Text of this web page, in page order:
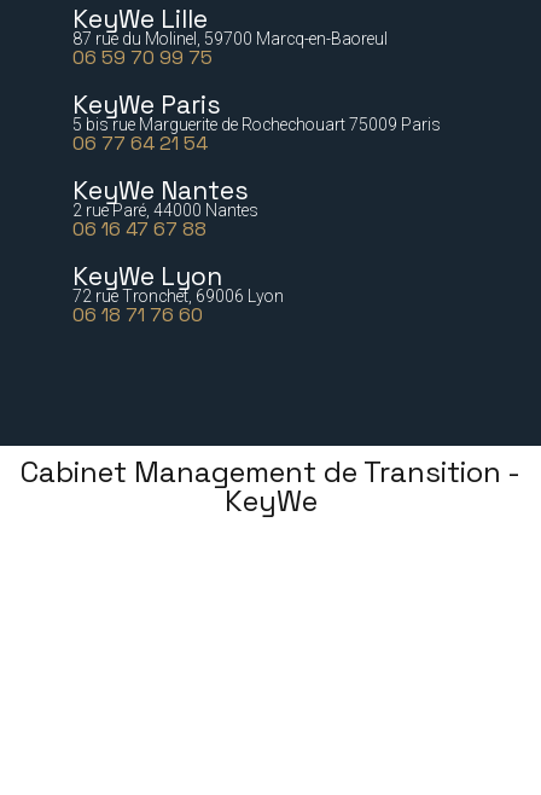
KeyWe Lille
87 rue du Molinel, 59700 Marcq-en-Baoreul
06 59 70 99 75
KeyWe Paris
5 bis rue Marguerite de Rochechouart 75009 Paris
06 77 64 21 54
KeyWe Nantes
2 rue Paré, 44000 Nantes
06 16 47 67 88
KeyWe Lyon
72 rue Tronchet, 69006 Lyon
06 18 71 76 60
Cabinet Management de Transition -
KeyWe